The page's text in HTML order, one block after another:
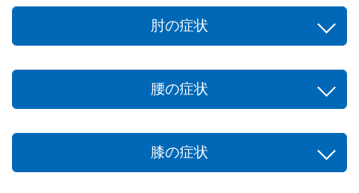
肘の症状
腰の症状
膝の症状